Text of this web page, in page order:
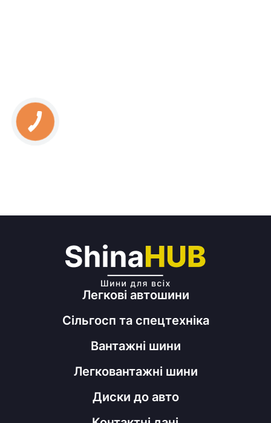
Легкові автошини
Сільгосп та спецтехніка
Вантажні шини
Легковантажні шини
Диски до авто